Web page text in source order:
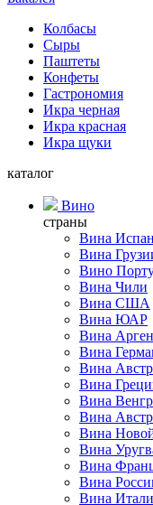
Колбасы
Сыры
Паштеты
Конфеты
Гастрономия
Икра черная
Икра красная
Икра щуки
каталог
Вино
страны
Вина
Вина
Вино
Вина Чили
Вина США
Вина ЮАР
Вина
Вина
Вина
Вина
Вина
Вина
Вина
Вина
Вина
Вина
Вина